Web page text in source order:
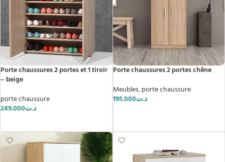
Porte chaussures 2 portes et 1 tiroir
– beige
porte chaussure
د.ت249.000
Porte chaussures 2 portes chêne
Meubles,porte chaussure
د.ت195.000